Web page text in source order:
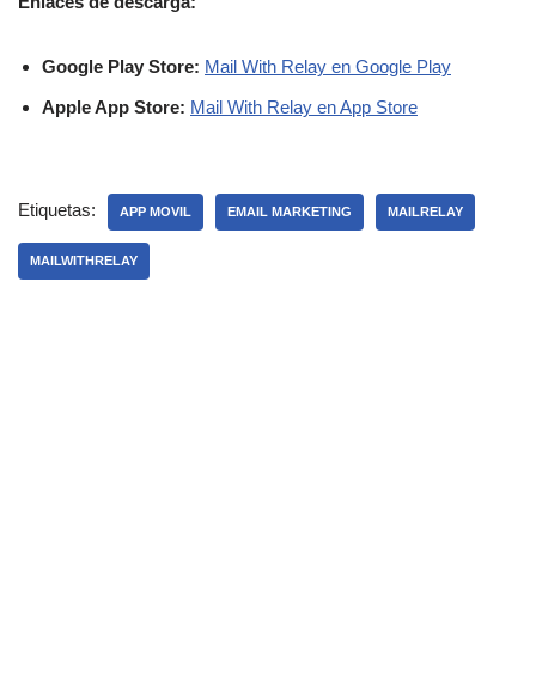
Google Play Store: Mail With Relay en Google Play
Apple App Store: Mail With Relay en App Store
Etiquetas: APP MOVIL EMAIL MARKETING MAILRELAY
MAILWITHRELAY